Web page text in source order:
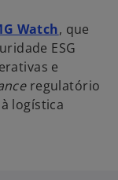
Watcha
b
e
e
, que
ESG
e
regulatório
logística